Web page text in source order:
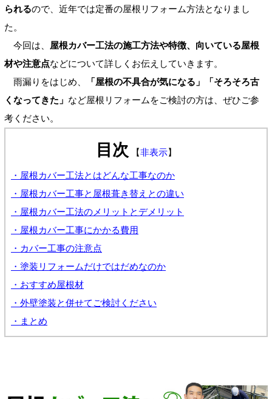
られるので、近年では定番の屋根リフォーム方法となりまし
た。
今回は、 屋根カバー工法の施工方法や特徴、向いている屋根
材や注意点などについて詳しくお伝えしていきます。
雨漏りをはじめ、
「屋根の不具合が気になる」「そろそろ古
くなってきた」 など屋根リフォームをご検討の方は、ぜひご参
考ください。
目次 【非表示】
・屋根カバー工法とはどんな工事なのか
・屋根カバー工事と屋根葺き替えとの違い
・屋根カバー工法のメリットとデメリット
・屋根カバー工事にかかる費用
・カバー工事の注意点
・塗装リフォームだけではだめなのか
・おすすめ屋根材
・外壁塗装と併せてご検討ください
・まとめ